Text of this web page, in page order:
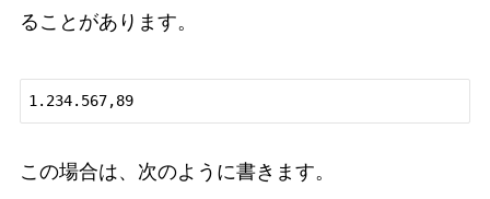
ることがあります。
1.234.567,89
この場合は、次のように書きます。